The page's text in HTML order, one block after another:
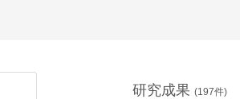
研究成果 (197件)